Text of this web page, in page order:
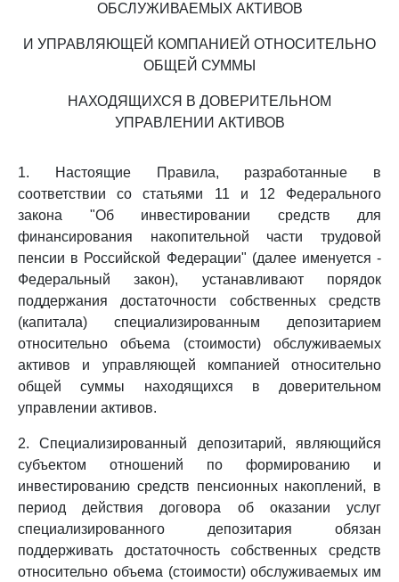
ОБСЛУЖИВАЕМЫХ АКТИВОВ
И УПРАВЛЯЮЩЕЙ КОМПАНИЕЙ ОТНОСИТЕЛЬНО
ОБЩЕЙ СУММЫ
НАХОДЯЩИХСЯ В ДОВЕРИТЕЛЬНОМ
УПРАВЛЕНИИ АКТИВОВ
1. Настоящие Правила, разработанные в
соответствии со статьями 11 и 12 Федерального
закона "Об инвестировании средств для
финансирования накопительной части трудовой
пенсии в Российской Федерации" (далее именуется -
Федеральный закон), устанавливают порядок
поддержания достаточности собственных средств
(капитала) специализированным депозитарием
относительно объема (стоимости) обслуживаемых
активов и управляющей компанией относительно
общей суммы находящихся в доверительном
управлении активов.
2. Специализированный депозитарий, являющийся
субъектом отношений по формированию и
инвестированию средств пенсионных накоплений, в
период действия договора об оказании услуг
специализированного депозитария обязан
поддерживать достаточность собственных средств
относительно объема (стоимости) обслуживаемых им